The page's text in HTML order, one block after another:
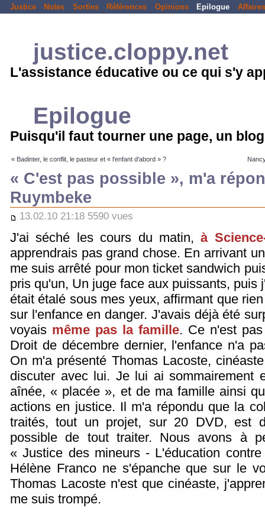
Justice Notes Sorties Références Opinions Epilogue Affaires
justice.cloppy.net
L'assistance éducative ou ce qui s'y
Epilogue
Puisqu'il faut tourner une page, un
« Badinter, le conflit, le pasteur et « l'enfant d'abord » ?
« C'est pas possible », m'a
Ruymbeke
13.02.10 21:18 5590 vues
J'ai séché les cours du matin,à
apprendrais pas grand chose. En arrivant
me suis arrêté pour mon ticket sandwich
pris qu'un, Un juge face aux puissants, puis
était étalé sous mes yeux, affirmant que
sur l'enfance en danger. J'avais déjà été
voyais même pas la famille. Ce n'est
Droit de décembre dernier, l'enfance n'a
On m'a présenté Thomas Lacoste,
discuter avec lui. Je lui ai sommairement
aînée, « placée », et de ma famille ainsi
actions en justice. Il m'a répondu que la
traités, tout un projet, sur 20 DVD, est
possible de tout traiter. Nous avons à
« Justice des mineurs - L'éducation
Hélène Franco ne s'épanche que sur le
Thomas Lacoste n'est que cinéaste,
me suis trompé.